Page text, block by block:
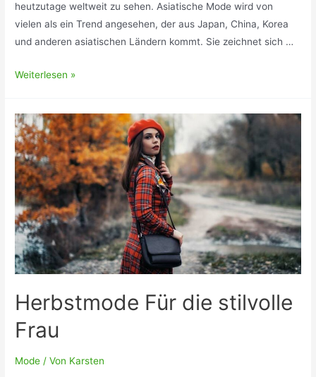
heutzutage weltweit zu sehen. Asiatische Mode wird von
vielen als ein Trend angesehen, der aus Japan, China, Korea
und anderen asiatischen Ländern kommt. Sie zeichnet sich …
Was
von
westlicher
Mode
unterscheidet.
Weiterlesen »
Herbstmode Für die stilvolle
Frau
Mode / Von Karsten